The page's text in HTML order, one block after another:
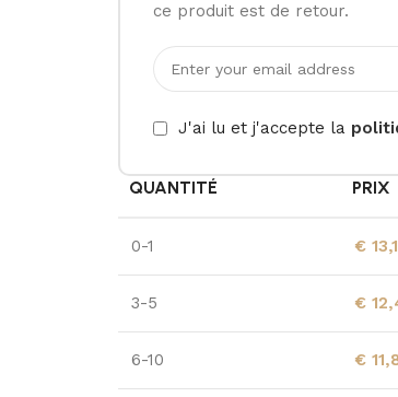
ce produit est de retour.
J'ai lu et j'accepte la
QUANTITÉ PRIX
0-1 €
3-5 €
6-10 €